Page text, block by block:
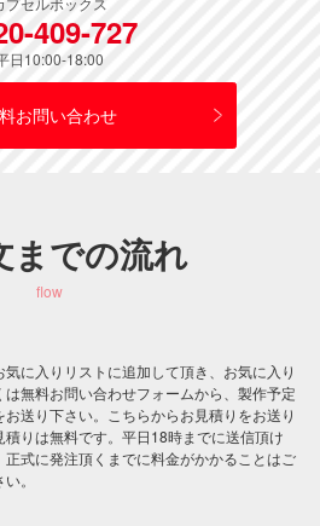
409-727
日10:00-18:00
お問い合わせ
までの流れ
flow
に入りリストに追加して頂き、お気に入り
無料お問い合わせフォームから、製作予定
送り下さい。こちらからお見積りをお送り
りは無料です。平日18時までに送信頂け
式に発注頂くまでに料金がかかることはご
。